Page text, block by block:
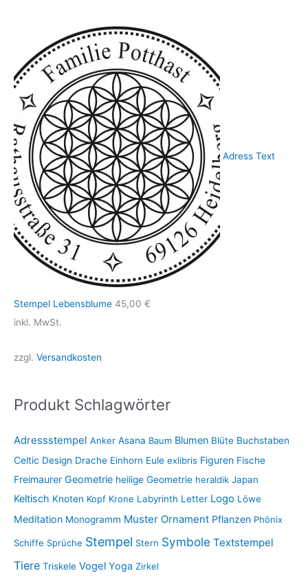
Adress Text
Stempel Lebensblume 45,00 €
inkl. MwSt.
zzgl. Versandkosten
Produkt Schlagwörter
Adressstempel Anker Asana Baum Blumen Blüte Buchstaben
Celtic Design Drache Einhorn Eule exlibris Figuren Fische
Freimaurer Geometrie heilige Geometrie heraldik Japan
Keltisch Knoten Kopf Krone Labyrinth Letter Logo Löwe
Meditation Monogramm Muster Ornament Pflanzen Phönix
Schiffe Sprüche Stempel Stern Symbole Textstempel
Tiere Triskele Vogel Yoga Zirkel